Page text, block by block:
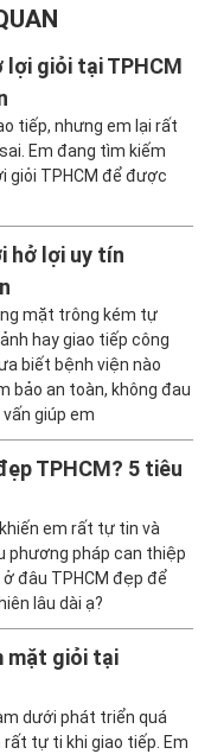
giỏi tại TPHCM
tiếp, nhưng em lại rất
Em đang tìm kiếm
giỏi TPHCM để được
hở lợi uy tín
mặt trông kém tự
hay giao tiếp công
biết bệnh viện nào
bảo an toàn, không đau
giúp em
TPHCM? 5 tiêu
em rất tự tin và
phương pháp can thiệp
đâu TPHCM đẹp để
lâu dài ạ?
mặt giỏi tại
dưới phát triển quá
tự ti khi giao tiếp. Em